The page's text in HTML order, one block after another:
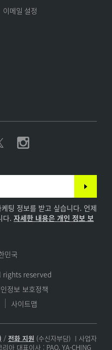
이메일 설정
팅 정보를 받고 싶습니다. 언제
다. 자세한 내용은 개인 정보 보
rights reserved
정보 보호정책
사이트맵
민국
/ 전화 지원 (수신자부담) ㅣ사업자
아 대표이사 : PAO, YA-CHING